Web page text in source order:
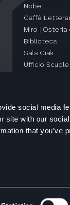
social media
site with our
that you’ve
Nobel
Caffè
Miro | Osteria
Biblioteca
Sala Ciak
Ufficio Scuole